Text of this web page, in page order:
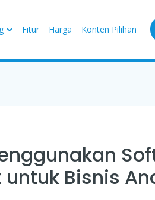
Fitur Harga Konten Pilihan
Bisnis